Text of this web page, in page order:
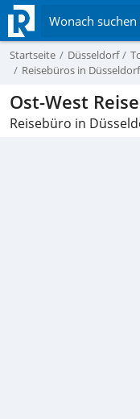
Wonach suchen
Startseite Düsseldorf
Reisebüros in Düsseldorf
Ost-West
Reisebüro in